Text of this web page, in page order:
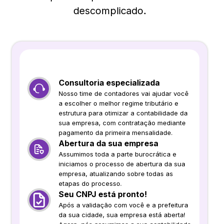
descomplicado.
Consultoria especializada
Nosso time de contadores vai ajudar você
a escolher o melhor regime tributário e
estrutura para otimizar a contabilidade da
sua empresa, com contratação mediante
pagamento da primeira mensalidade.
Abertura da sua empresa
Assumimos toda a parte burocrática e
iniciamos o processo de abertura da sua
empresa, atualizando sobre todas as
etapas do processo.
Seu CNPJ está pronto!
Após a validação com você e a prefeitura
da sua cidade, sua empresa está aberta!